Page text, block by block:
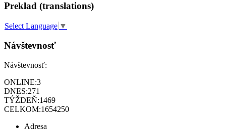
Preklad (translations)
Select Language ▼
Návštevnosť
Návštevnosť:
ONLINE:3
DNES:271
TÝŽDEŇ:1469
CELKOM:1654250
Adresa